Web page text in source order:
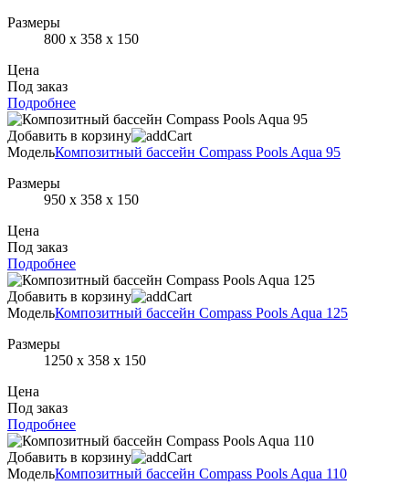
Размеры
800 x 358 x 150
Цена
Под заказ
Подробнее
Добавить в корзину
МодельКомпозитный бассейн Compass Pools Aqua 95
Размеры
950 x 358 x 150
Цена
Под заказ
Подробнее
Добавить в корзину
МодельКомпозитный бассейн Compass Pools Aqua 125
Размеры
1250 x 358 x 150
Цена
Под заказ
Подробнее
Добавить в корзину
МодельКомпозитный бассейн Compass Pools Aqua 110